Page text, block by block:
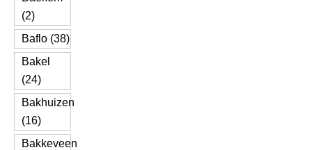
(2)
Baflo (38)
Bakel
(24)
Bakhuizen
(16)
Bakkeveen